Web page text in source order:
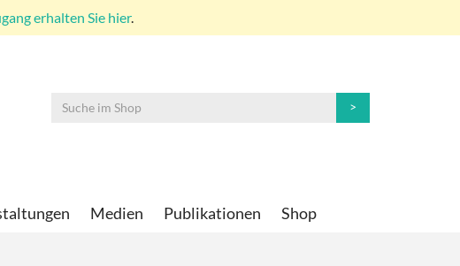
erhalten Sie hier.
Medien Publikationen Shop